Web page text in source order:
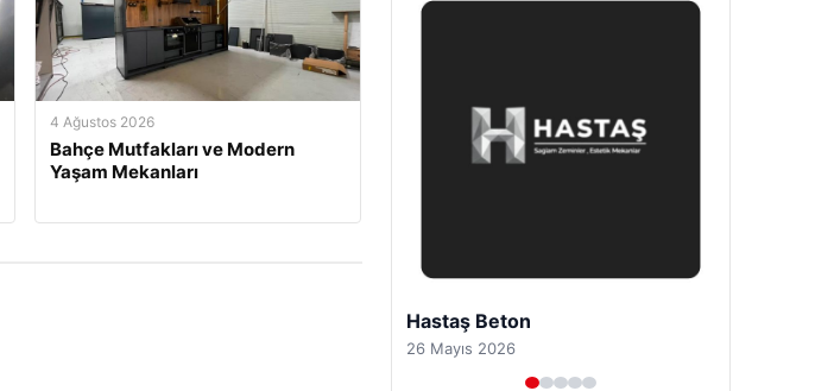
4 Ağustos 2026
Bahçe Mutfakları ve Modern
Yaşam Mekanları
Prenses Night Club
29 Nisan 2026